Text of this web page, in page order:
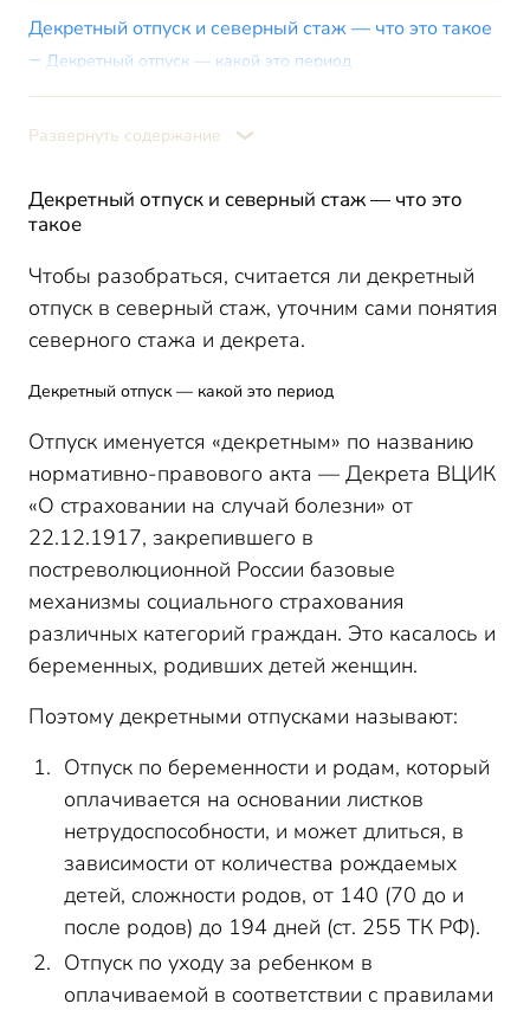
Декретный отпуск и северный стаж — что это такое
Декретный отпуск — какой это период
Северный стаж — что это и где он учитывается
Северный стаж для пенсии — история вопроса
Итоги
Развернуть содержание
Декретный отпуск и северный стаж — что это
такое
Чтобы разобраться, считается ли декретный
отпуск в северный стаж, уточним сами понятия
северного стажа и декрета.
Декретный отпуск — какой это период
Отпуск именуется «декретным» по названию
нормативно-правового акта — Декрета ВЦИК
«О страховании на случай болезни» от
22.12.1917, закрепившего в
постреволюционной России базовые
механизмы социального страхования
различных категорий граждан. Это касалось и
беременных, родивших детей женщин.
Поэтому декретными отпусками называют:
Отпуск по беременности и родам, который
оплачивается на основании листков
нетрудоспособности, и может длиться, в
зависимости от количества рождаемых
детей, сложности родов, от 140 (70 до и
после родов) до 194 дней (ст. 255 ТК РФ).
Отпуск по уходу за ребенком в
оплачиваемой в соответствии с правилами